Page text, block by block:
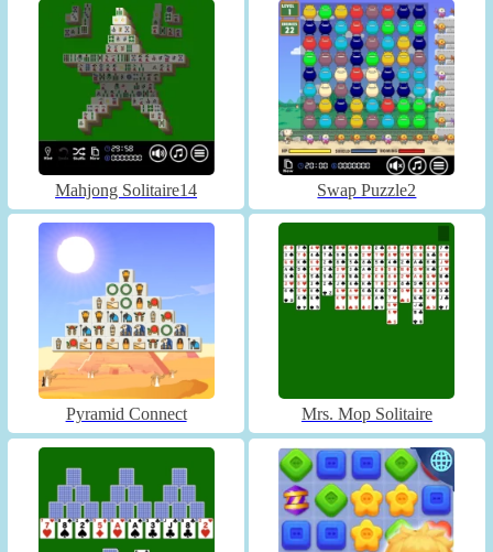
Mahjong Solitaire14 Swap Puzzle2
Pyramid Connect Mrs. Mop Solitaire